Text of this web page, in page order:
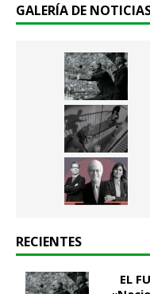
GALERÍA DE
RECIENTES
EL